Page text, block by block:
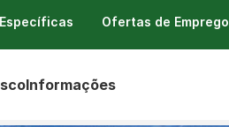
Ofertas de Emprego
Informações